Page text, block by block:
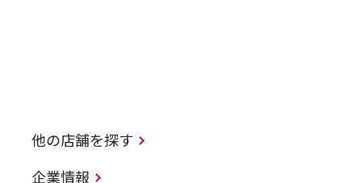
他の店舗を探す
企業情報